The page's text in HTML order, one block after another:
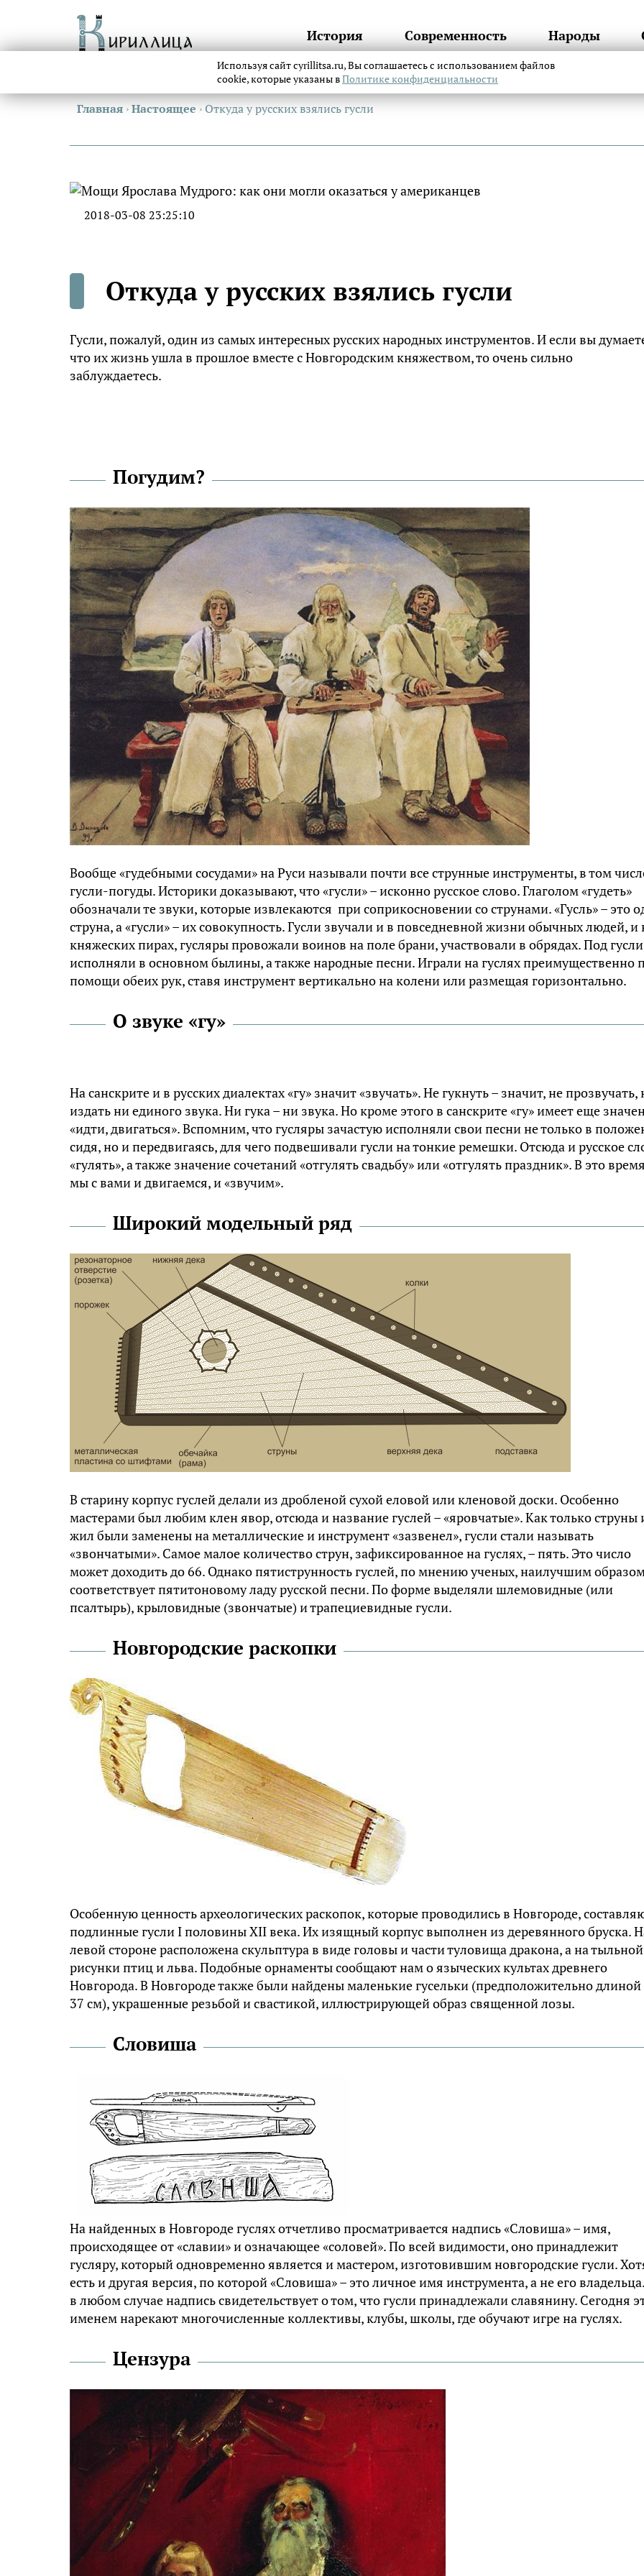
История Современность Народы
Главная ›Настоящее ›Откуда у русских взялись гусли
2018-03-08 23:25:10
Откуда у русских взялись гусли
Гусли, пожалуй, один из самых интересных русских народных инструментов. И если вы
что их жизнь ушла в прошлое вместе с Новгородским княжеством, то очень сильно
заблуждаетесь.
Погудим?
Вообще «гудебными сосудами» на Руси называли почти все струнные инструменты, в том
гусли-погуды. Историки доказывают, что «гусли» – исконно русское слово. Глаголом «гудеть»
обозначали те звуки, которые извлекаются при соприкосновении со струнами. «Гусль» – это
струна, а «гусли» – их совокупность. Гусли звучали и в повседневной жизни обычных людей, и
княжеских пирах, гусляры провожали воинов на поле брани, участвовали в обрядах. Под гусли
исполняли в основном былины, а также народные песни. Играли на гуслях преимущественно
помощи обеих рук, ставя инструмент вертикально на колени или размещая горизонтально.
О звуке «гу»
На санскрите и в русских диалектах «гу» значит «звучать». Не гукнуть – значит, не прозвучать,
издать ни единого звука. Ни гука – ни звука. Но кроме этого в санскрите «гу» имеет еще
«идти, двигаться». Вспомним, что гусляры зачастую исполняли свои песни не только в
сидя, но и передвигаясь, для чего подвешивали гусли на тонкие ремешки. Отсюда и русское
«гулять», а также значение сочетаний «отгулять свадьбу» или «отгулять праздник». В это
мы с вами и двигаемся, и «звучим».
Широкий модельный ряд
В старину корпус гуслей делали из дробленой сухой еловой или кленовой доски. Особенно
мастерами был любим клен явор, отсюда и название гуслей – «яровчатые». Как только струны
жил были заменены на металлические и инструмент «зазвенел», гусли стали называть
«звончатыми». Самое малое количество струн, зафиксированное на гуслях, – пять. Это число
может доходить до 66. Однако пятиструнность гуслей, по мнению ученых, наилучшим
соответствует пятитоновому ладу русской песни. По форме выделяли шлемовидные (или
псалтырь), крыловидные (звончатые) и трапециевидные гусли.
Новгородские раскопки
Особенную ценность археологических раскопок, которые проводились в Новгороде,
подлинные гусли I половины XII века. Их изящный корпус выполнен из деревянного бруска.
левой стороне расположена скульптура в виде головы и части туловища дракона, а на
рисунки птиц и льва. Подобные орнаменты сообщают нам о языческих культах древнего
Новгорода. В Новгороде также были найдены маленькие гусельки (предположительно длиной
37 см), украшенные резьбой и свастикой, иллюстрирующей образ священной лозы.
Словиша
На найденных в Новгороде гуслях отчетливо просматривается надпись «Словиша» – имя,
происходящее от «славии» и означающее «соловей». По всей видимости, оно принадлежит
гусляру, который одновременно является и мастером, изготовившим новгородские гусли.
есть и другая версия, по которой «Словиша» – это личное имя инструмента, а не его
в любом случае надпись свидетельствует о том, что гусли принадлежали славянину. Сегодня
именем нарекают многочисленные коллективы, клубы, школы, где обучают игре на гуслях.
Цензура
Используя сайт cyrillitsa.ru, Вы соглашаетесь с использованием файлов
cookie, которые указаны вПолитике конфиденциальности